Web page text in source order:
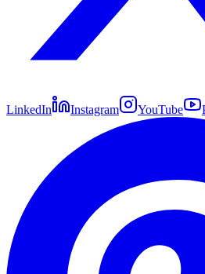
LinkedIn Instagram YouTube